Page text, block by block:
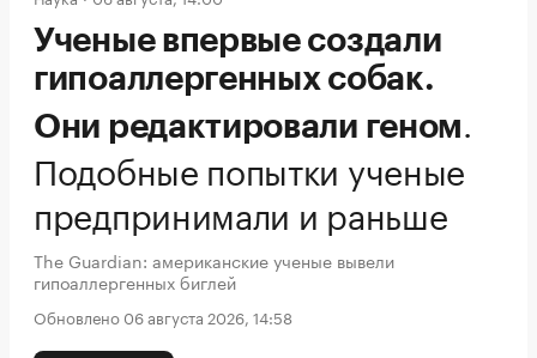
Ученые впервые создали
гипоаллергенных собак.
Они редактировали геном.
Подобные попытки ученые
предпринимали и раньше
The Guardian: американские ученые вывели
гипоаллергенных биглей
Обновлено 06 августа 2026, 14:58